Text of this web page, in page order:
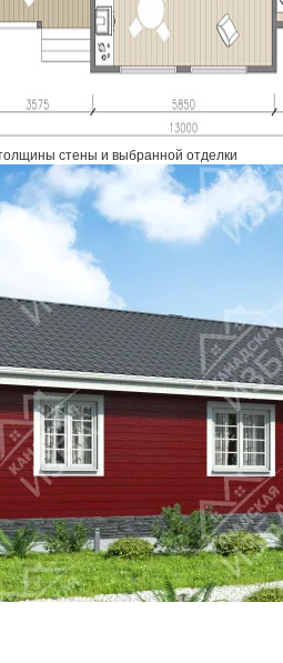
стены и выбранной отделки